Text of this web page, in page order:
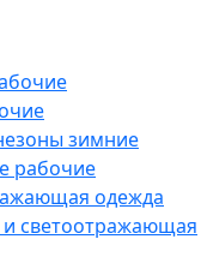
зимние
рабочие
одежда
и светоотражающая